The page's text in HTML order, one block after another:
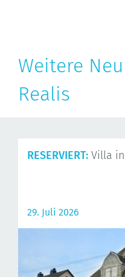
Weitere
Realis
RESERVIERT: Villa
29. Juli 2026